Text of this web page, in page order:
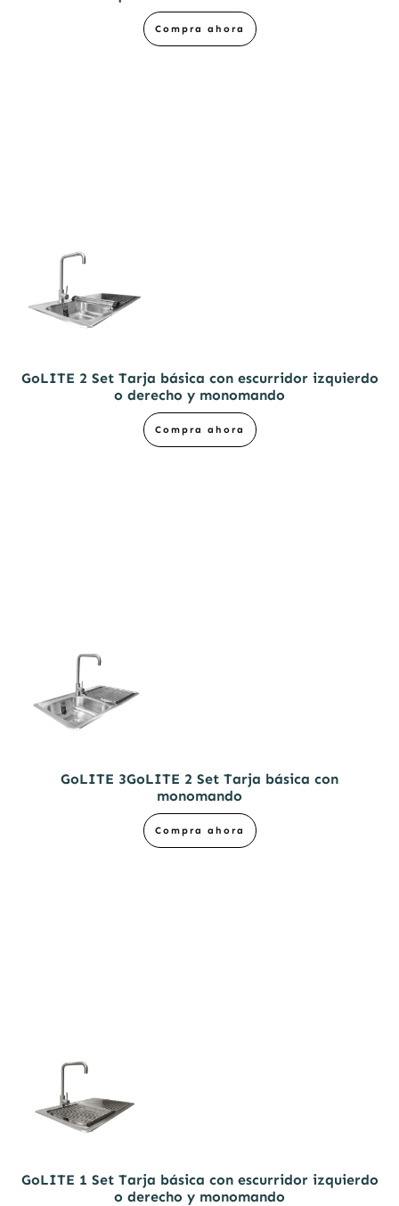
Compra ahora
GoLITE 2 Set Tarja básica con escurridor izquierdo
o derecho y monomando
Compra ahora
GoLITE 3GoLITE 2 Set Tarja básica con
monomando
Compra ahora
GoLITE 1 Set Tarja básica con escurridor izquierdo
o derecho y monomando